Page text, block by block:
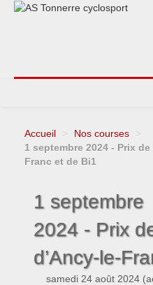
Agenda
Accueil > Nos courses
>
1 septembre 2024 - Prix
Franc et de Bi1
1 septembre
2024 - Prix
d’Ancy-le-
samedi 24 août 2024